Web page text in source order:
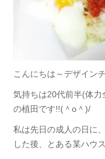
こんにちは～デザイン
気持ちは20代前半(体
の植田です!!(＾o＾)/
私は先日の成人の日に
した後、とある某ハウ